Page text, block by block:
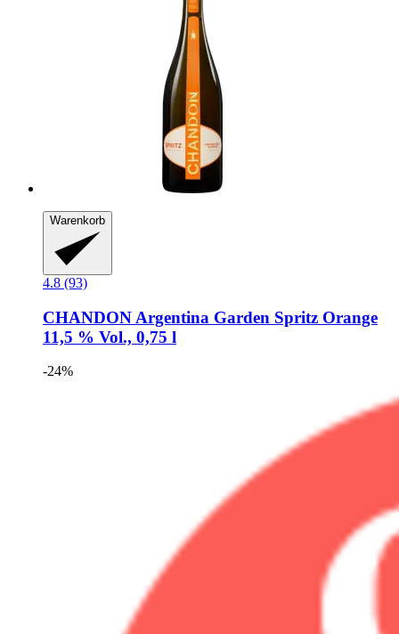
Warenkorb
4.8 (93)
CHANDON Argentina Garden Spritz Orange
11,5 % Vol., 0,75 l
-24%